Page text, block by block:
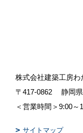
株式会社建築工房わ
〒417-0862
静岡
＜営業時間＞9:00
サイトマップ